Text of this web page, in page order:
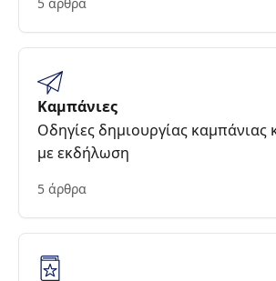
Καμπάνιες
Οδηγίες δημιουργίας καμπάνιας
με εκδήλωση
5 άρθρα